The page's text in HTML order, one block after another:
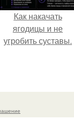
Как накачать
ягодицы и не
угробить суставы.